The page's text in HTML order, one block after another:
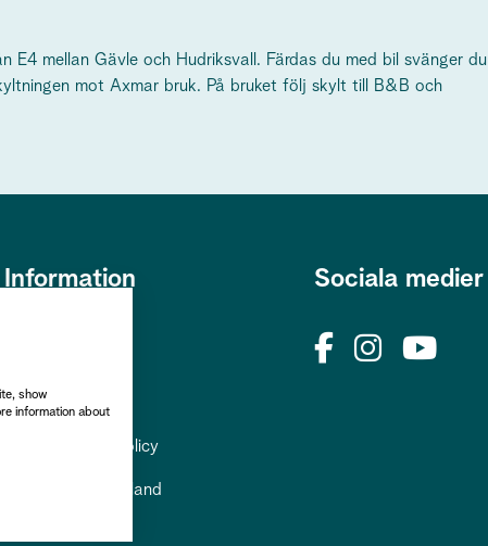
E4 mellan Gävle och Hudriksvall. Färdas du med bil svänger du
mot Axmar bruk. På bruket följ skylt till B&B och
Information
Hållbarhetspolicy
Personuppgiftspolicy
Flytta till Gästrikland
Sociala medier
show
information about